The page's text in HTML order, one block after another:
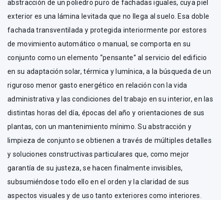
abstracción de un poliedro puro de fachadas iguales, cuya piel
exterior es una lámina levitada que no llega al suelo. Esa doble
fachada transventilada y protegida interiormente por estores
de movimiento automático o manual, se comporta en su
conjunto como un elemento “pensante” al servicio del edificio
en su adaptación solar, térmica y lumínica, a la búsqueda de un
riguroso menor gasto energético en relación con la vida
administrativa y las condiciones del trabajo en su interior, en las
distintas horas del día, épocas del año y orientaciones de sus
plantas, con un mantenimiento mínimo. Su abstracción y
limpieza de conjunto se obtienen a través de múltiples detalles
y soluciones constructivas particulares que, como mejor
garantía de su justeza, se hacen finalmente invisibles,
subsumiéndose todo ello en el orden y la claridad de sus
aspectos visuales y de uso tanto exteriores como interiores.